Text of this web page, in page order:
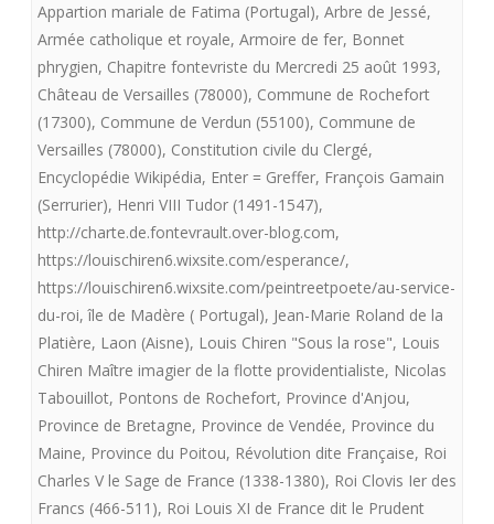
,
oubliée
XVI.
flotte
providentialiste”
offre
aux
royalistes
“Sous
rose”.
Appartion mariale de Fatima (Portugal), Arbre de Jessé,
Armée catholique et royale, Armoire de fer, Bonnet
phrygien, Chapitre fontevriste du Mercredi 25 août 1993,
Château de Versailles (78000), Commune de Rochefort
(17300), Commune de Verdun (55100), Commune de
Versailles (78000), Constitution civile du Clergé,
Encyclopédie Wikipédia, Enter = Greffer, François Gamain
(Serrurier), Henri VIII Tudor (1491-1547),
http://charte.de.fontevrault.over-blog.com,
https://louischiren6.wixsite.com/esperance/,
https://louischiren6.wixsite.com/peintreetpoete/au-service-
du-roi,île de Madère ( Portugal), Jean-Marie Roland de la
Platière, Laon (Aisne), Louis Chiren "Sous la rose", Louis
Chiren Maître imagier de la flotte providentialiste, Nicolas
Tabouillot, Pontons de Rochefort, Province d'Anjou,
Province de Bretagne, Province de Vendée, Province du
Maine, Province du Poitou, Révolution dite Française, Roi
Charles V le Sage de France (1338-1380), Roi Clovis Ier des
Francs (466-511), Roi Louis XI de France dit le Prudent